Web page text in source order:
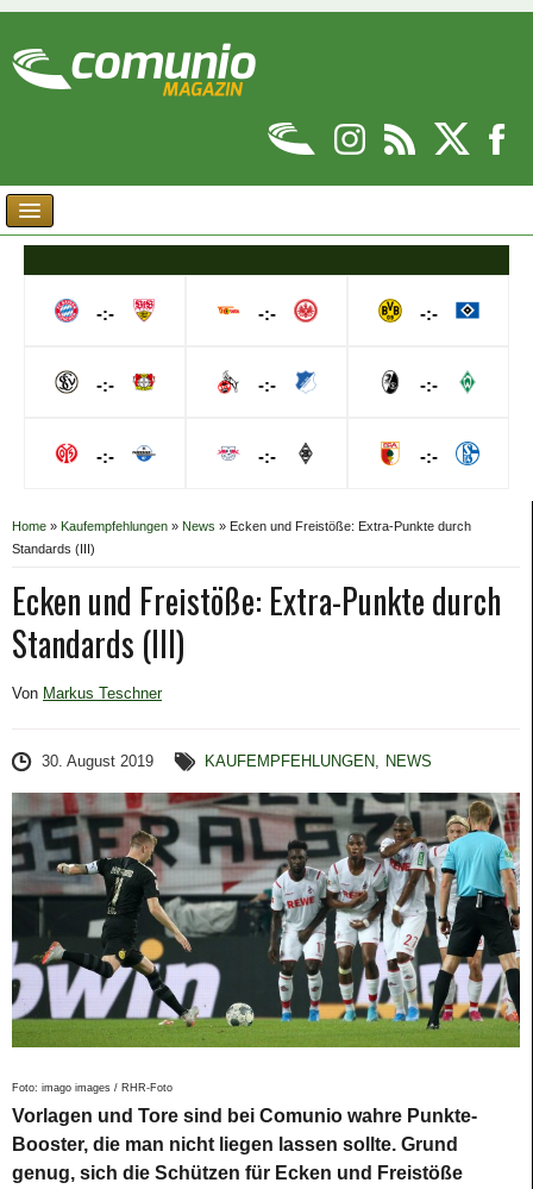
-:-
-:-
-:-
-:-
-:-
-:-
-:-
-:-
-:-
Home » Kaufempfehlungen » News » Ecken und Freistöße: Extra-Punkte durch
Standards (III)
Ecken und Freistöße: Extra-Punkte durch
Standards (III)
Von Markus Teschner
30. August 2019 KAUFEMPFEHLUNGEN, NEWS
Foto: imago images / RHR-Foto
Vorlagen und Tore sind bei Comunio wahre Punkte-
Booster, die man nicht liegen lassen sollte. Grund
genug, sich die Schützen für Ecken und Freistöße